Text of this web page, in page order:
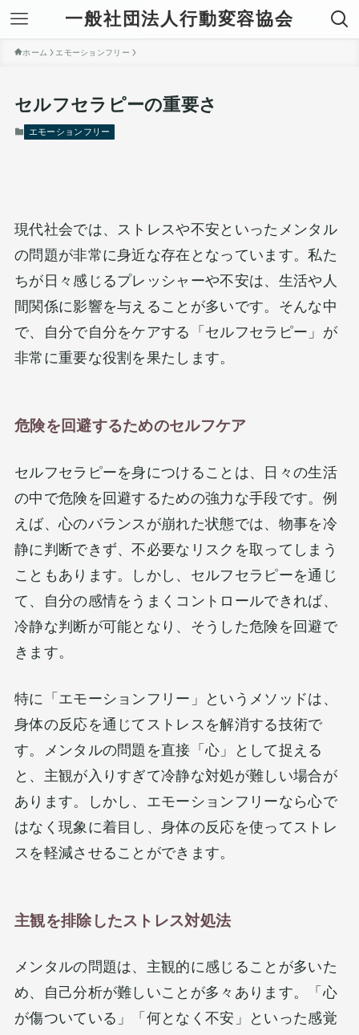
一般社団法人行動変容協会
ホーム エモーションフリー
セルフセラピーの重要さ
エモーションフリー
現代社会では、ストレスや不安といったメンタル
の問題が非常に身近な存在となっています。私た
ちが日々感じるプレッシャーや不安は、生活や人
間関係に影響を与えることが多いです。そんな中
で、自分で自分をケアする「セルフセラピー」が
非常に重要な役割を果たします。
危険を回避するためのセルフケア
セルフセラピーを身につけることは、日々の生活
の中で危険を回避するための強力な手段です。例
えば、心のバランスが崩れた状態では、物事を冷
静に判断できず、不必要なリスクを取ってしまう
こともあります。しかし、セルフセラピーを通じ
て、自分の感情をうまくコントロールできれば、
冷静な判断が可能となり、そうした危険を回避で
きます。
特に「エモーションフリー」​というメソッドは、
身体の反応を通じてストレスを解消する技術で
す。メンタルの問題を直接「心」として捉える
と、主観が入りすぎて冷静な対処が難しい場合が
あります。しかし、エモーションフリーなら心で
はなく現象に着目し、身体の反応を使ってストレ
スを軽減させることができます。
主観を排除したストレス対処法
メンタルの問題は、主観的に感じることが多いた
め、自己分析が難しいことが多々あります。「心
が傷ついている」「何となく不安」といった感覚